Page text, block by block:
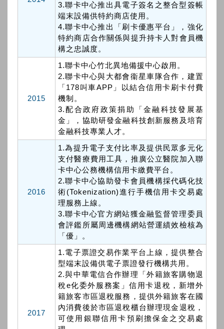
3.聯卡中心推出具電子簽名之整合型簽帳
端末設備供特約商店使用。
4.聯卡中心推出「刷卡優惠平台」，強化
特約商店合作關係與提升持卡人對會員機
構之忠誠度。
2015
1.聯卡中心竹北異地備援中心啟用。
2.聯卡中心與大都會衞星車隊合作，建置
「178叫車APP」以結合信用卡刷卡付費
機制。
3.配合政府政策捐助「金融科技發展基
金」，協助研發金融科技創新服務及培育
金融科技專業人才。
2016
1.為提升電子支付比率及提供民眾多元化
支付醫療費用工具，推廣公立醫院加入聯
卡中心公務機構信用卡繳費平台。
2.聯卡中心協助發卡會員機構採代碼化技
術(Tokenization)進行手機信用卡交易處
理服務上線。
3.聯卡中心官方網站獲金融監督管理委員
會評鑑所屬周邊機構網站營運績效檢核為
「優」。
2017
1.電子票證交易作業平台上線，提供整合
型端末設備供電子票證發行機構共用。
2.與中華電信合作辦理「外籍旅客購物退
稅e化委外服務案」信用卡退稅，新增外
籍旅客市區退稅服務，提供外籍旅客在國
內消費後於市區退稅櫃台辦理現金退稅，
可使用銀聯信用卡預刷擔保金之交易處